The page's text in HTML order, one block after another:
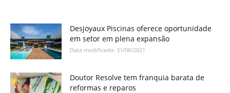
Desjoyaux Piscinas oferece oportunidade
em setor em plena expansão
Data modificada: 31/08/2021
Doutor Resolve tem franquia barata de
reformas e reparos